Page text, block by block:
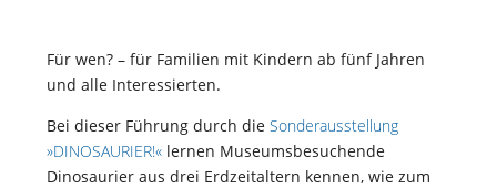
Für wen? – für Familien mit Kindern ab fünf Jahren
und alle Interessierten.
Bei dieser Führung durch die Sonderausstellung
»DINOSAURIER!« lernen Museumsbesuchende
Dinosaurier aus drei Erdzeitaltern kennen, wie zum